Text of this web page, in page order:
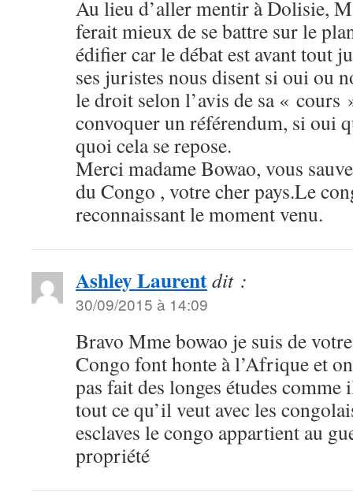
Au lieu d’aller mentir à Dolisie,
ferait mieux de se battre sur le
édifier car le débat est avant tout
ses juristes nous disent si oui ou
le droit selon l’avis de sa «
convoquer un référendum, si oui
quoi cela se repose.
Merci madame Bowao, vous
du Congo , votre cher pays.Le
reconnaissant le moment venu.
Ashley Laurentdit :
30/09/2015 à 14:09
Bravo Mme bowao je suis de
Congo font honte à l’Afrique et
pas fait des longes études
tout ce qu’il veut avec les
esclaves le congo appartient au
propriété